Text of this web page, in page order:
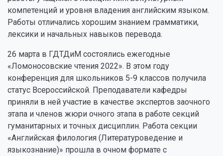
компетенций и уровня владения английским языком.
Работы отличались хорошим знанием грамматики,
лексики и начальных навыков перевода.
26 марта в ГДТДиМ состоялись ежегодные
«Ломоносовские чтения 2022». В этом году
конференция для школьников 5-9 классов получила
статус Всероссийской. Преподаватели кафедры
приняли в ней участие в качестве экспертов заочного
этапа и членов жюри очного этапа в работе секций
гуманитарных и точных дисциплин. Работа секции
«Английская филология (Литературоведение и
языкознание)» прошла в очном формате с